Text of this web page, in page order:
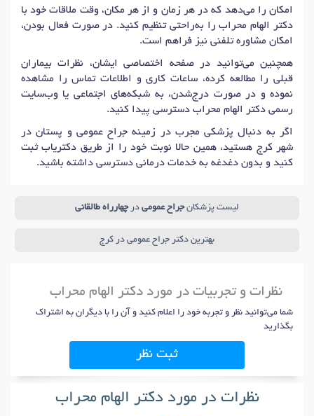
امکان را می‌دهد که در هر زمان و از هر مکان، وقت ملاقات خود با
دکتر الهام محراب را به‌راحتی تنظیم کنید. در صورت فعال بودن،
امکان مشاوره تلفنی نیز فراهم است.
همچنین می‌توانید در صفحه اختصاصی ایشان، نظرات بیماران
قبلی را مطالعه کرده، ساعات کاری و اطلاعات تماس را مشاهده
نموده و در صورت درج‌شدن، به شبکه‌های اجتماعی یا وب‌سایت
رسمی دکتر الهام محراب دسترسی پیدا کنید.
اگر به دنبال پزشکی مجرب در زمینه جراح عمومی و پستان در
شهر کرج هستید، همین حالا نوبت خود را از طریق دکتریاب ثبت
کنید و بدون دغدغه به خدمات درمانی دسترسی داشته باشید.
لیست پزشکانجراح عمومی درچهارراه طالقانی
بهترین دکتر جراح عمومی در کرج
نظرات و تجربیات در مورد دکتر الهام محراب
شما می‌توانید نظر و تجربه خود را اعلام کنید و آن را با دیگران به اشتراک
بگذارید
ثبت نظر
نظرات در مورد دکتر الهام محراب